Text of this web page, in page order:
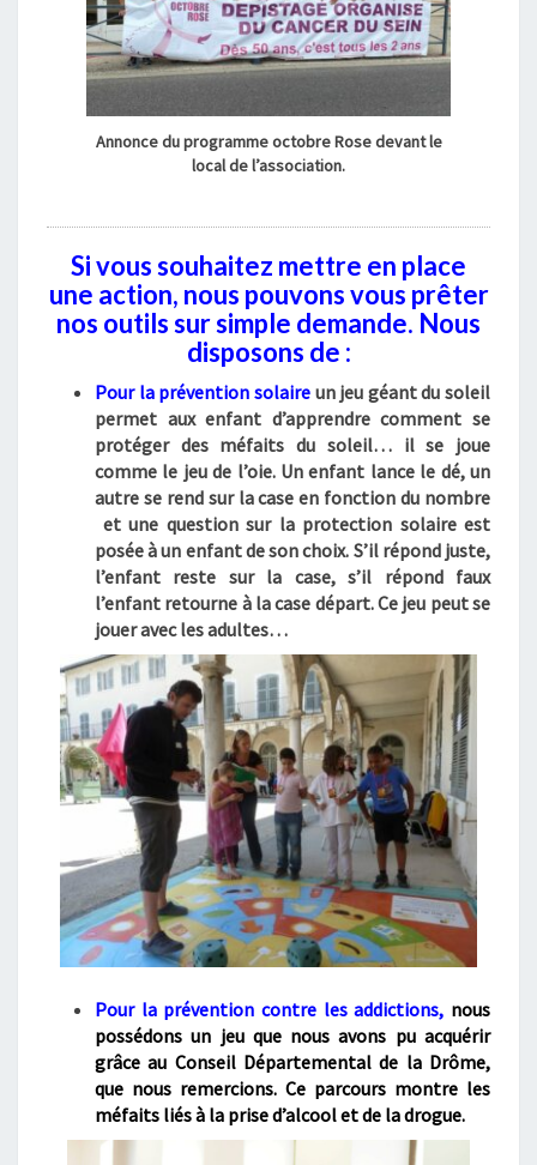
Annonce du programme octobre Rose devant le
local de l’association.
Si vous souhaitez mettre en place
une action, nous pouvons vous prêter
nos outils sur simple demande. Nous
disposons de :
Pour la prévention solaire un jeu géant du soleil
permet aux enfant d’apprendre comment se
protéger des méfaits du soleil… il se joue
comme le jeu de l’oie. Un enfant lance le dé, un
autre se rend sur la case en fonction du nombre
et une question sur la protection solaire est
posée à un enfant de son choix. S’il répond juste,
l’enfant reste sur la case, s’il répond faux
l’enfant retourne à la case départ. Ce jeu peut se
jouer avec les adultes…
Pour la prévention contre les addictions, nous
possédons un jeu que nous avons pu acquérir
grâce au Conseil Départemental de la Drôme,
que nous remercions. Ce parcours montre les
méfaits liés à la prise d’alcool et de la drogue.